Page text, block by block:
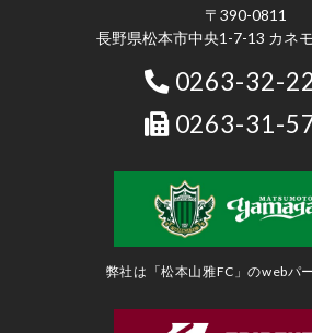
〒390-0811
長野県松本市中央1-7-13 カネ
0263-32-
0263-31-
弊社は「松本山雅FC」のwebパ